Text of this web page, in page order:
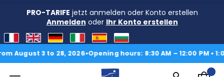
PRO-TARIFE jetzt anmelden oder Konto erstellen
Anmelden oder Ihr Konto erstellen
3 to 28, 2026•Opening hours: 8:30 AM – 12:00 PM • 1:00